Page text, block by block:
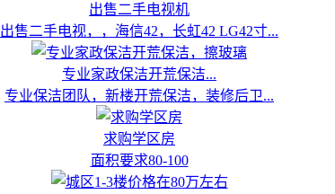
出售二手电视机
出售二手电视，，海信42，长虹42 LG42寸...
专业家政保洁开荒保洁...
专业保洁团队，新楼开荒保洁，装修后卫...
求购学区房
面积要求80-100